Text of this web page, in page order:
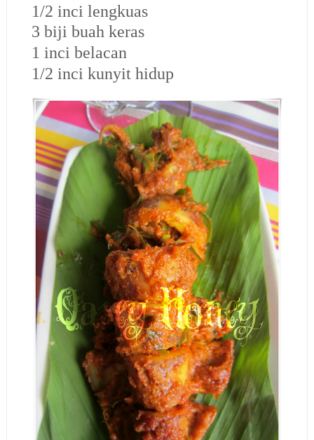
1/2 inci lengkuas
3 biji buah keras
1 inci belacan
1/2 inci kunyit hidup